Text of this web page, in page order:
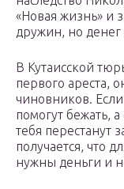
«Новая жизнь» и
дружин, но денег
В Кутаисской
первого ареста,
чиновников.
помогут бежать,
тебя перестанут
получается, что
нужны деньги и